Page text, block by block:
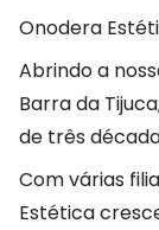
Onodera
Abrindo a
Barra da
de três
Com várias
Estética